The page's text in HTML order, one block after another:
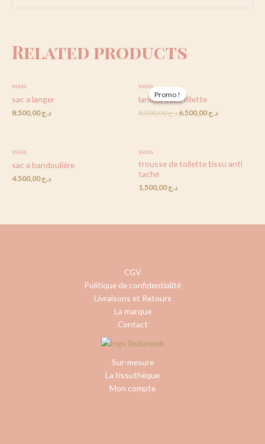
Related products
0
out
of
sac a langer
د.ج8.500,00
Promo !
Promo !
Rated
0
out
of
landau bébé fillette
د.ج8.500,00 د.ج6.500,00
0
out
of
sac a bandoulière
د.ج4.500,00
Rated
0
out
5
trousse de toilette tissu anti
tache
د.ج1.500,00
CGV
Politique de confidentialité
Livraisons et Retours
La marque
Contact
Sur-mesure
La tissuthèque
Mon compte